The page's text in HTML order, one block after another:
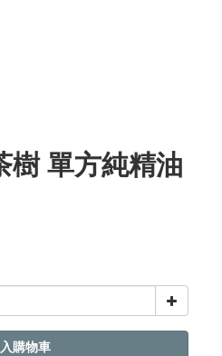
樹 單方純精油
購物車